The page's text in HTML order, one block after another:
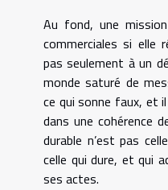
Au fond, une
commerciales si elle
pas seulement à un
monde saturé de
ce qui sonne faux, et
dans une cohérence
durable n’est pas
celle qui dure, et qui
ses actes.